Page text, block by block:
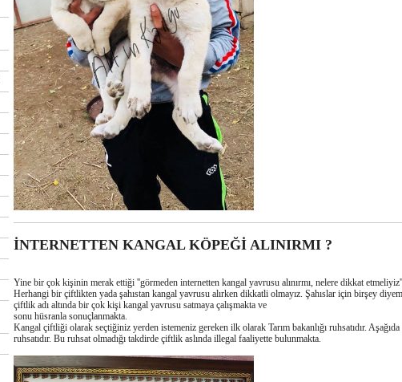
İNTERNETTEN KANGAL KÖPEĞİ ALINIRMI ?
Yine bir çok kişinin merak ettiği ''görmeden internetten kangal yavrusu alınırmı, nelere dikkat
Herhangi bir çiftlikten yada şahıstan kangal yavrusu alırken dikkatli olmayız. Şahıslar için birşey
çiftlik adı altında bir çok kişi kangal yavrusu satmaya çalışmakta ve
sonu hüsranla sonuçlanmakta.
Kangal çiftliği olarak seçtiğiniz yerden istemeniz gereken ilk olarak Tarım bakanlığı ruhsatıdır.
ruhsatıdır. Bu ruhsat olmadığı takdirde çiftlik aslında illegal faaliyette bulunmakta.